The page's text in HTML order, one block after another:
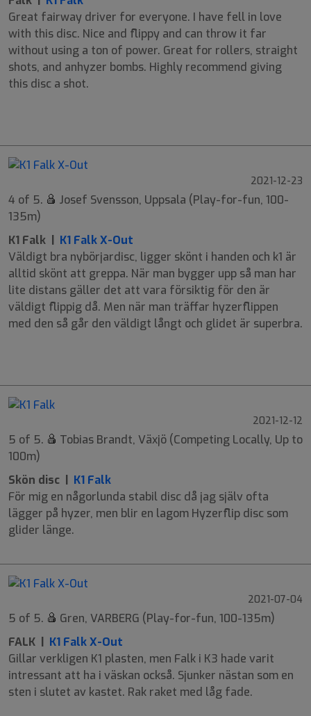
Great fairway driver for everyone. I have fell in love
with this disc. Nice and flippy and can throw it far
without using a ton of power. Great for rollers, straight
shots, and anhyzer bombs. Highly recommend giving
this disc a shot.
2021-12-23
4 of 5.
Josef Svensson, Uppsala (Play-for-fun, 100-
135m)
K1 Falk | K1 Falk X-Out
Väldigt bra nybörjardisc, ligger skönt i handen och k1 är
alltid skönt att greppa. När man bygger upp så man har
lite distans gäller det att vara försiktig för den är
väldigt flippig då. Men när man träffar hyzerflippen
med den så går den väldigt långt och glidet är superbra.
2021-12-12
5 of 5.
Tobias Brandt, Växjö (Competing Locally, Up to
100m)
Skön disc | K1 Falk
För mig en någorlunda stabil disc då jag själv ofta
lägger på hyzer, men blir en lagom Hyzerflip disc som
glider länge.
2021-07-04
5 of 5.
Gren, VARBERG (Play-for-fun, 100-135m)
FALK | K1 Falk X-Out
Gillar verkligen K1 plasten, men Falk i K3 hade varit
intressant att ha i väskan också. Sjunker nästan som en
sten i slutet av kastet. Rak raket med låg fade.